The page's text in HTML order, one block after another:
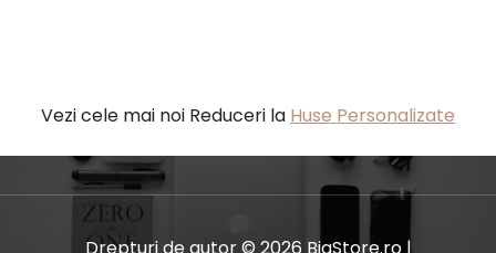
Vezi cele mai noi Reduceri la Huse Personalizate